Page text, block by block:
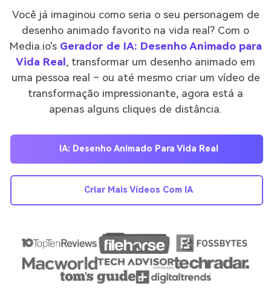
Você já imaginou como seria o seu personagem de
desenho animado favorito na vida real? Com o
Media.io's Gerador de IA: Desenho Animado para
Vida Real , transformar um desenho animado em
uma pessoa real – ou até mesmo criar um vídeo de
transformação impressionante, agora está a
apenas alguns cliques de distância.
IA: Desenho Animado Para Vida Real
Criar Mais Vídeos Com IA